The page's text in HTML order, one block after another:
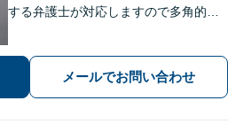
する弁護士が対応しますので多角的な
模の法律事務所として質の高いワンス
トップ型のリーガルサービスを提供し
メールでお問い合わせ